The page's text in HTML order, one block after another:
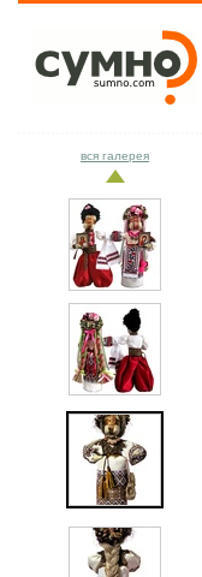
вся галерея